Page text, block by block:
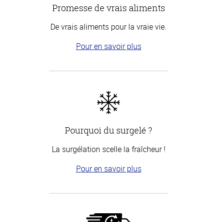
Promesse de vrais aliments
De vrais aliments pour la vraie vie.
Pour en savoir plus
Pourquoi du surgelé ?
La surgélation scelle la fraîcheur !
Pour en savoir plus